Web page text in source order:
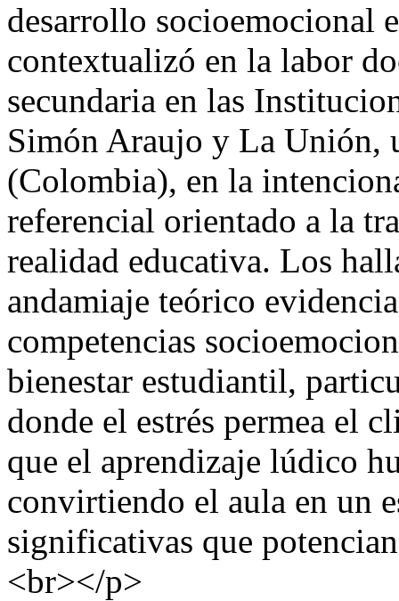
desarrollo socioemocional
contextualizó en la labor
secundaria en las
Simón Araujo y La Unión,
(Colombia), en la
referencial orientado a la
realidad educativa. Los
andamiaje teórico
competencias
bienestar estudiantil,
donde el estrés permea el
que el aprendizaje lúdico
convirtiendo el aula en un
significativas que
<br></p>